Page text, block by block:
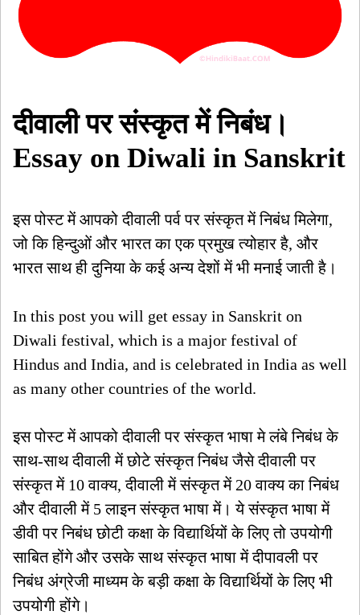
दीवाली पर संस्कृत में निबंध।
Essay on Diwali in Sanskrit
इस पोस्ट में आपको दीवाली पर्व पर संस्कृत में निबंध मिलेगा,
जो कि हिन्दुओं और भारत का एक प्रमुख त्योहार है, और
भारत साथ ही दुनिया के कई अन्य देशों में भी मनाई जाती है।
In this post you will get essay in Sanskrit on
Diwali festival, which is a major festival of
Hindus and India, and is celebrated in India as well
as many other countries of the world.
इस पोस्ट में आपको दीवाली पर संस्कृत भाषा मे लंबे निबंध के
साथ-साथ दीवाली में छोटे संस्कृत निबंध जैसे दीवाली पर
संस्कृत में 10 वाक्य, दीवाली में संस्कृत में 20 वाक्य का निबंध
और दीवाली में 5 लाइन संस्कृत भाषा में। ये संस्कृत भाषा में
डीवी पर निबंध छोटी कक्षा के विद्यार्थियों के लिए तो उपयोगी
साबित होंगे और उसके साथ संस्कृत भाषा में दीपावली पर
निबंध अंग्रेजी माध्यम के बड़ी कक्षा के विद्यार्थियों के लिए भी
उपयोगी होंगे।